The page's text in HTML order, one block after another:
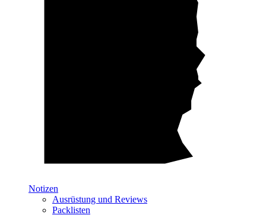
Notizen
Ausrüstung und Reviews
Packlisten